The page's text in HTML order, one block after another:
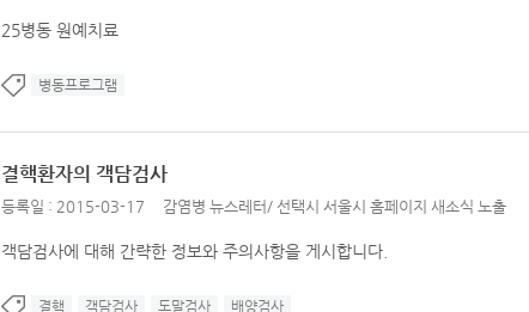
25병동 원예치료
병동프로그램
결핵환자의 객담검사
등록일 : 2015-03-17 감염병 뉴스레터/ 선택시 서울시 홈페이지 새소식 노출
객담검사에 대해 간략한 정보와 주의사항을 게시합니다.
결핵 객담검사 도말검사 배양검사